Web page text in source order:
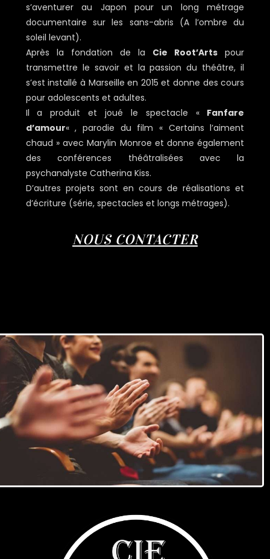
s’aventurer au Japon pour un long métrage
documentaire sur les sans-abris (A l’ombre du
soleil levant).
Après la fondation de la Cie Root’Arts pour
transmettre le savoir et la passion du théâtre, il
s’est installé à Marseille en 2015 et donne des cours
pour adolescents et adultes.
Il a produit et joué le spectacle « Fanfare
d’amour« , parodie du film « Certains l’aiment
chaud » avec Marylin Monroe et donne également
des conférences théâtralisées avec la
psychanalyste Catherina Kiss.
D’autres projets sont en cours de réalisations et
d’écriture (série, spectacles et longs métrages).
NOUS CONTACTER